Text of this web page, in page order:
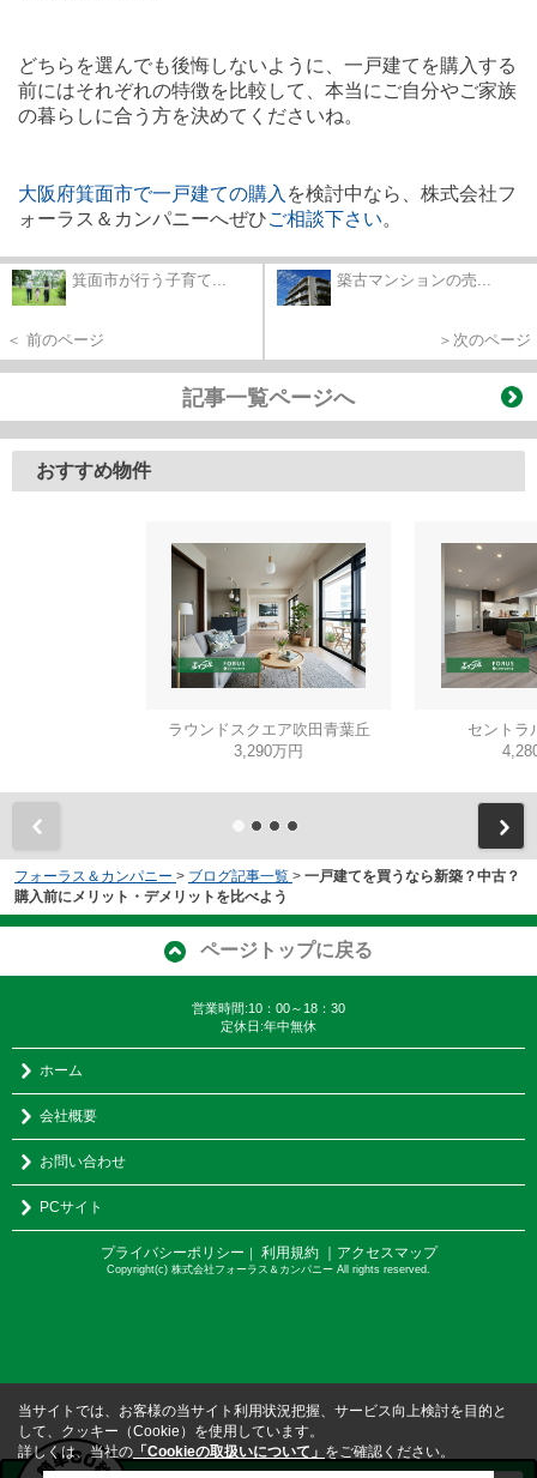
どちらを選んでも後悔しないように、一戸建てを購入する
前にはそれぞれの特徴を比較して、本当にご自分やご家族
の暮らしに合う方を決めてくださいね。
大阪府箕面市で一戸建ての購入 を検討中なら、株式会社フ
ォーラス＆カンパニーへぜひご相談下さい。
箕面市が行う子育て...
＜ 前のページ
築古マンションの売...
＞次のページ
記事一覧ページへ
おすすめ物件
ラウンドスクエア吹田青葉丘
3,290万円
セントラ
フォーラス＆カンパニー > ブログ記事一覧 > 一戸建てを買うなら新築？中古？
購入前にメリット・デメリットを比べよう
ページトップに戻る
営業時間:10：00～18：30
定休日:年中無休
ホーム
会社概要
お問い合わせ
PCサイト
プライバシーポリシー 利用規約 ｜アクセスマップ
Copyright(c) 株式会社フォーラス＆カンパニー All rights reserved.
当サイトでは、お客様の当サイト利用状況把握、サービス向上検討を目的と
して、クッキー（Cookie）を使用しています。
詳しくは、当社の 「Cookieの取扱いについて」 をご確認ください。